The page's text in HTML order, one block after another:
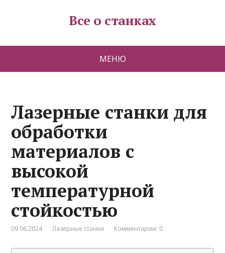
Все о станках
МЕНЮ
Лазерные станки для
обработки
материалов с
высокой
температурной
стойкостью
09.06.2024 Лазерные станки Комментарии: 0